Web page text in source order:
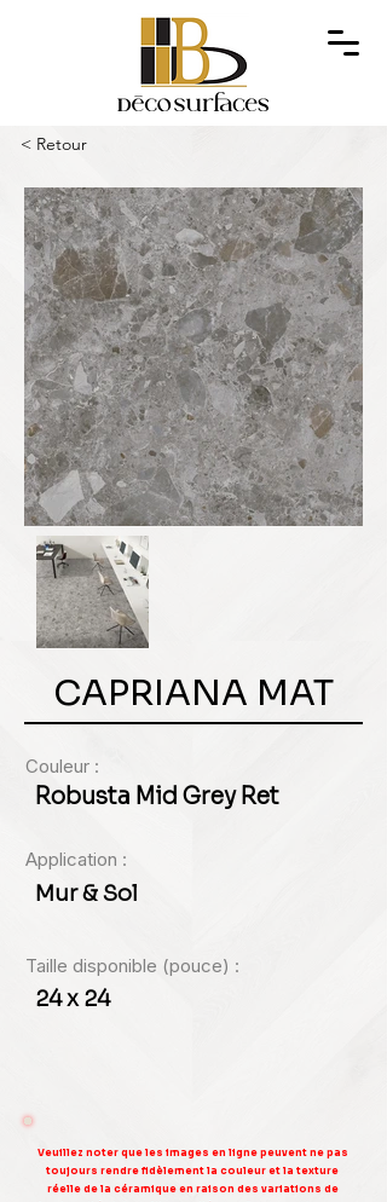
< Retour
CAPRIANA MAT
Couleur :
Robusta Mid Grey Ret
Application :
Mur & Sol
Taille disponible (pouce) :
24 x 24
Veuillez noter que les images en ligne peuvent ne pas
toujours rendre fidèlement la couleur et la texture
réelle de la céramique en raison des variations de